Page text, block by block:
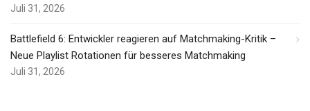
Juli 31, 2026
Battlefield 6: Entwickler reagieren auf Matchmaking-Kritik –
Neue Playlist Rotationen für besseres Matchmaking
Juli 31, 2026